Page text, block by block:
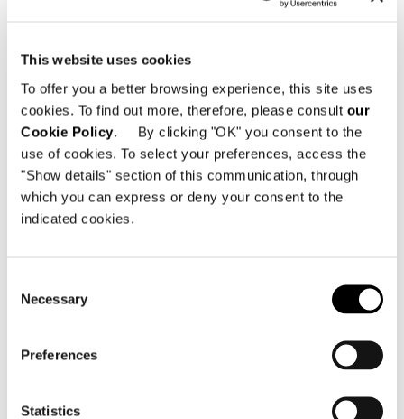
This website uses cookies
To offer you a better browsing experience, this site uses
cookies. To find out more, therefore, please consult our
Cookie Policy. By clicking "OK" you consent to the
use of cookies. To select your preferences, access the
"Show details" section of this communication, through
which you can express or deny your consent to the
indicated cookies.
Selection
Necessary
Preferences
Statistics